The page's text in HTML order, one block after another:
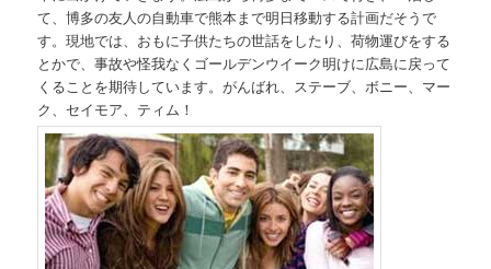
て、博多の友人の自動車で熊本まで明日移動する計画だそうで
す。現地では、おもに子供たちの世話をしたり、荷物運びをする
とかで、事故や怪我なくゴールデンウイーク明けに広島に戻って
くることを期待しています。がんばれ、ステーブ、ボニー、マー
ク、セイモア、ティム！